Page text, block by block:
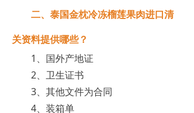
二、泰国金枕冷冻榴莲果肉进口清
关资料提供哪些？
1、国外产地证
2、卫生证书
3、其他文件为合同
4、装箱单